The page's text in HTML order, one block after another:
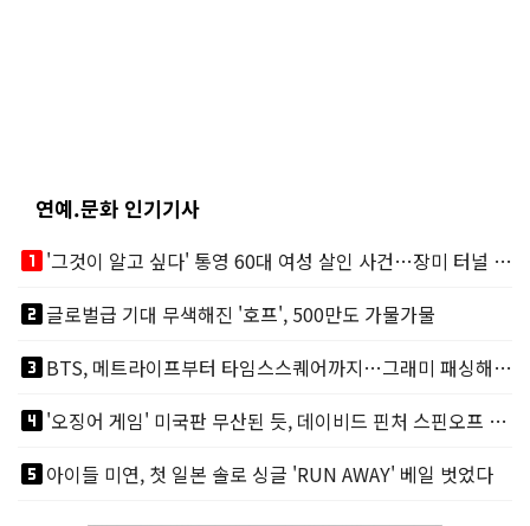
연예.문화 인기기사
looks_one
'그것이 알고 싶다' 통영 60대 여성 살인 사건…장미 터널 아래 킬러, 누구냐 넌?
looks_two글로벌급 기대 무색해진 '호프', 500만도 가물가물
looks_3
BTS, 메트라이프부터 타임스스퀘어까지…그래미 패싱해도 미 대륙 꿀꺽
looks_4
'오징어 게임' 미국판 무산된 듯, 데이비드 핀처 스핀오프 철회
looks_5아이들 미연, 첫 일본 솔로 싱글 'RUN AWAY' 베일 벗었다